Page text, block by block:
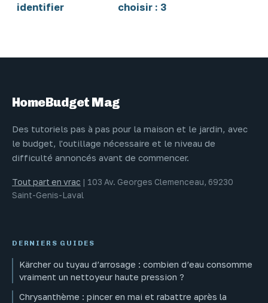
identifier
choisir : 3
HomeBudget Mag
Des tutoriels pas à pas pour la maison et le jardin, avec
le budget, l'outillage nécessaire et le niveau de
difficulté annoncés avant de commencer.
Tout part en vrac | 103 Av. Georges Clemenceau, 69230
Saint-Genis-Laval
DERNIERS GUIDES
Kärcher ou tuyau d’arrosage : combien d’eau consomme
vraiment un nettoyeur haute pression ?
Chrysanthème : pincer en mai et rabattre après la